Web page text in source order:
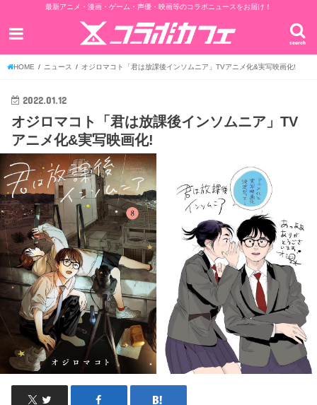
最新アニメ・漫画・ゲーム・声優・映画等のコラボニュースをお届け！
search
HOME ニュース オジロマコト「君は放課後インソムニア」TVアニメ化&実写映画化!
2022.01.12
オジロマコト「君は放課後インソムニア」TV
アニメ化&実写映画化!